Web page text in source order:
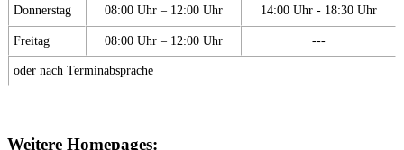
Donnerstag 08:00 Uhr – 12:00 Uhr 14:00 Uhr - 18:30 Uhr
Freitag 08:00 Uhr – 12:00 Uhr ---
oder nach Terminabsprache
Weitere Homepages: